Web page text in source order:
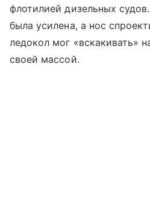
флотилией дизельных
была усилена, а нос
ледокол мог «вскакивать»
своей массой.